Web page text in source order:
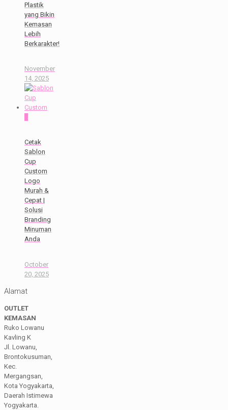
Plastik
yang Bikin
Kemasan
Lebih
Berkarakter!
November
14, 2025
Cetak
Sablon
Cup
Custom
Logo
Murah &
Cepat |
Solusi
Branding
Minuman
Anda
October
20, 2025
Alamat
OUTLET
KEMASAN
Ruko Lowanu
Kavling K
Jl. Lowanu,
Brontokusuman,
Kec.
Mergangsan,
Kota Yogyakarta,
Daerah Istimewa
Yogyakarta.